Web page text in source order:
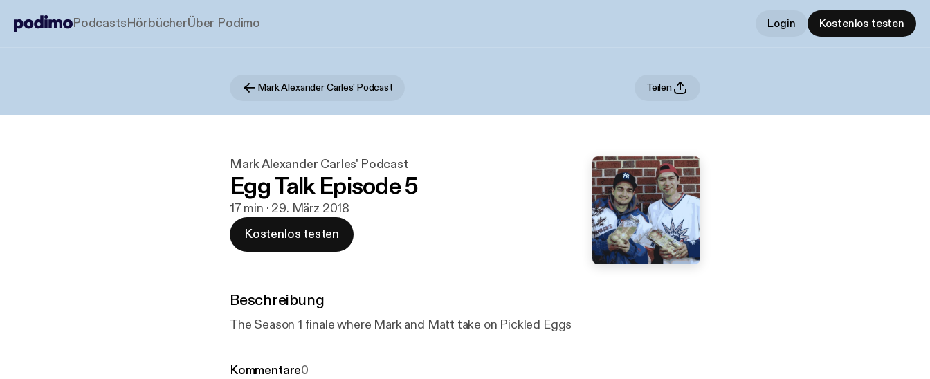
PodcastsHörbücherÜber Podimo Login Kostenlos testen
Mark Alexander Carles' Podcast Teilen
Mark Alexander Carles' Podcast
Egg Talk Episode 5
17 min · 29. März 2018
Kostenlos testen
Beschreibung
The Season 1 finale where Mark and Matt take on Pickled Eggs
Kommentare0